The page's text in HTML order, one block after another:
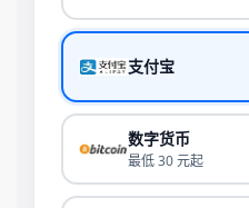
支付宝
数字货币
最低 30 元起